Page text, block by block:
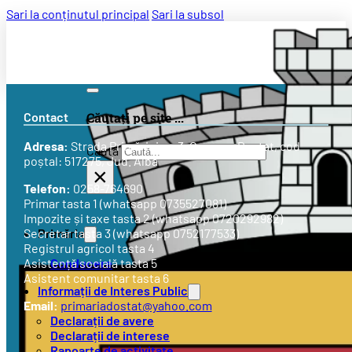
Sari la conținutul principal Sari la subsol
Căutați pe site ...
Caută
×
Primăria
Conducere
Informații de Interes Public
Declarații de avere
Declarații de interese
Contact
Adresa: StradaPrimăriei nr. 3, Comuna Doștat, cod
poștal: 517275, Jud. Alba
Telefon: 0258-764690
Primar tasta 1 (whatsapp 0735527081)
Impozite și taxe tasta 2 (whatsapp 0720292982)
Secretar tasta 3 (whatsapp 0752177533)
Registrul agricol tasta 4
Asistență socială tasta 5
Asistent comunitar tasta 6
Email: primariadostat@yahoo.com